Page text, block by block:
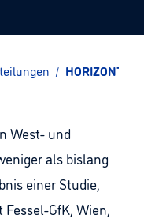
/ HORIZONT-
West- und
als bislang
einer Studie,
GfK, Wien,